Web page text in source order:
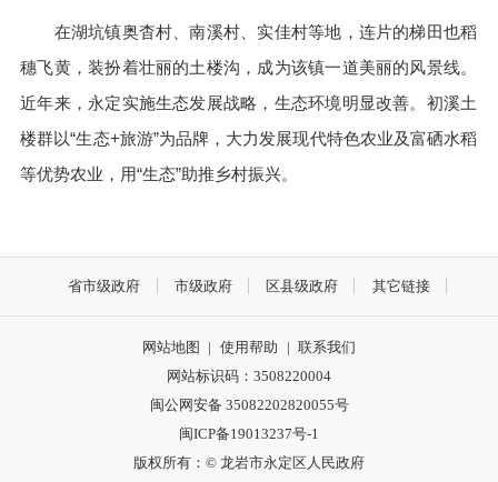
在湖坑镇奥杳村、南溪村、实佳村等地，连片的梯田也稻
穗飞黄，装扮着壮丽的土楼沟，成为该镇一道美丽的风景线。
近年来，永定实施生态发展战略，生态环境明显改善。初溪土
楼群以“生态+旅游”为品牌，大力发展现代特色农业及富硒水稻
等优势农业，用“生态”助推乡村振兴。
省市级政府 市级政府 区县级政府 其它链接
网站地图 | 使用帮助 | 联系我们
网站标识码：3508220004
闽公网安备 35082202820055号
闽ICP备19013237号-1
版权所有：© 龙岩市永定区人民政府